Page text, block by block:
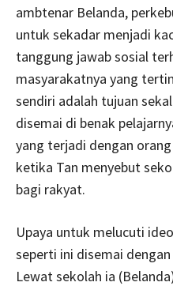
ambtenar Belanda,
untuk sekadar menjadi
tanggung jawab sosial
masyarakatnya yang
sendiri adalah tujuan
disemai di benak
yang terjadi dengan
ketika Tan menyebut
bagi rakyat.
Upaya untuk melucuti
seperti ini disemai
Lewat sekolah ia